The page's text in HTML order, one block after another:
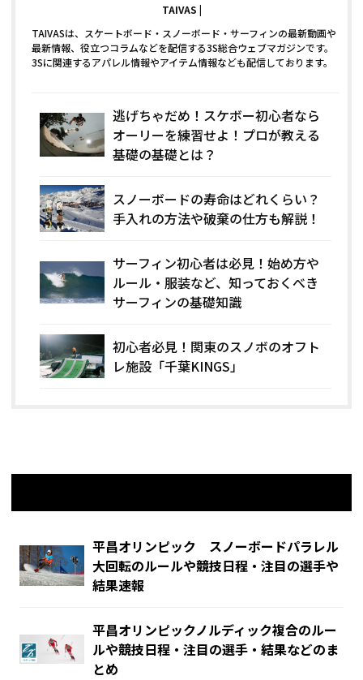
TAIVAS
TAIVASは、スケートボード・スノーボード・サーフィンの最新動画や
最新情報、役立つコラムなどを配信する3S総合ウェブマガジンです。
3Sに関連するアパレル情報やアイテム情報なども配信しております。
逃げちゃだめ！スケボー初心者なら
オーリーを練習せよ！プロが教える
基礎の基礎とは？
スノーボードの寿命はどれくらい？
手入れの方法や破棄の仕方も解説！
サーフィン初心者は必見！始め方や
ルール・服装など、知っておくべき
サーフィンの基礎知識
初心者必見！関東のスノボのオフト
レ施設「千葉KINGS」
平昌オリンピック スノーボードパラレル
大回転のルールや競技日程・注目の選手や
結果速報
平昌オリンピックノルディック複合のルー
ルや競技日程・注目の選手・結果などのま
とめ